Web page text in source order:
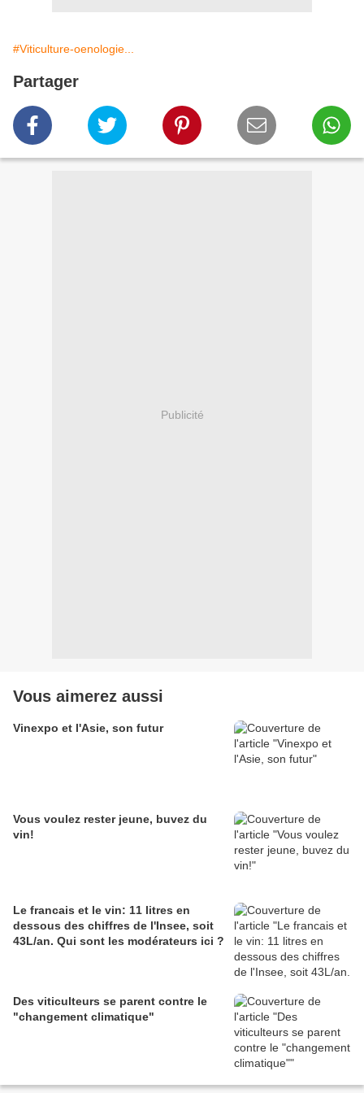
#Viticulture-oenologie...
Partager
Publicité
Vous aimerez aussi
Vinexpo et l'Asie, son futur
Vous voulez rester jeune, buvez du
vin!
Le francais et le vin: 11 litres en
dessous des chiffres de l'Insee, soit
43L/an. Qui sont les modérateurs ici ?
Des viticulteurs se parent contre le
"changement climatique"